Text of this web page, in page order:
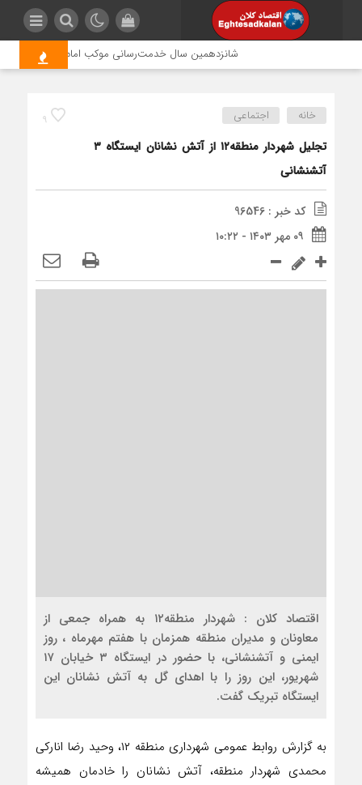
شانزدهمین سال خدمت‌رسانی موکب امام رضا (ع)
9 خانه اجتماعی
تجلیل شهردار منطقه۱۲ از آتش نشانان ایستگاه ۳
آتشنشانی
کد خبر : 96546
۰۹ مهر ۱۴۰۳ - ۱۰:۲۲
اقتصاد کلان : شهردار منطقه۱۲ به همراه جمعی از
معاونان و مدیران منطقه همزمان با هفتم مهرماه ، روز
ایمنی و آتشنشانی، با حضور در ایستگاه ۳ خیابان ۱۷
شهریور، این روز را با اهدای گل به آتش نشانان این
ایستگاه تبریک گفت‌.
به گزارش روابط عمومی شهرداری منطقه ۱۲، وحید رضا انارکی
محمدی شهردار منطقه، آتش نشانان را خادمان همیشه